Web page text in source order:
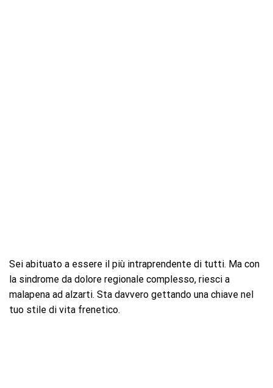
Sei abituato a essere il più intraprendente di tutti. Ma con
la sindrome da dolore regionale complesso, riesci a
malapena ad alzarti. Sta davvero gettando una chiave nel
tuo stile di vita frenetico.